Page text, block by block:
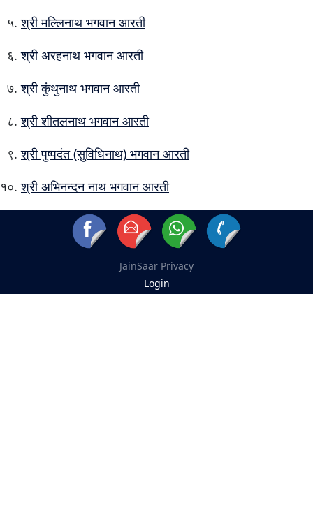
श्री मल्लिनाथ भगवान आरती
श्री अरहनाथ भगवान आरती
श्री कुंथुनाथ भगवान आरती
श्री शीतलनाथ भगवान आरती
श्री पुष्पदंत (सुविधिनाथ) भगवान आरती
श्री अभिनन्दन नाथ भगवान आरती
JainSaar Privacy
Login